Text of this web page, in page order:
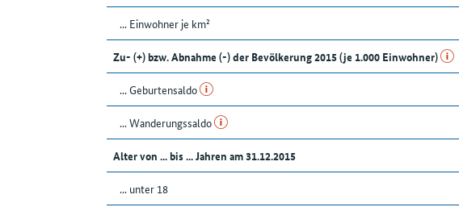
... Einwohner je km²
Zu- (+) bzw. Abnahme (-) der Bevölkerung 2015 (je 1.000 Einwohner)
... Geburtensaldo
... Wanderungssaldo
Alter von ... bis ... Jahren am 31.12.2015
... unter 18